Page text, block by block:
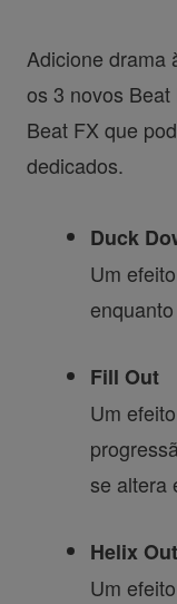
Adicione drama
os 3 novos
Beat FX que
dedicados.
Duck
Um
Fill Out
Um
se altera
Helix Out
Um